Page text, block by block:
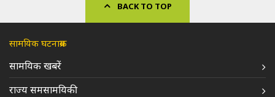
BACK TO TOP
सामयिक घटनाक्रम
सामयिक खबरें
राज्य समसामयिकी